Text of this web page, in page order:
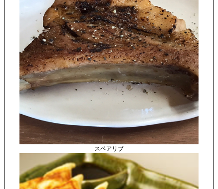
スペアリブ